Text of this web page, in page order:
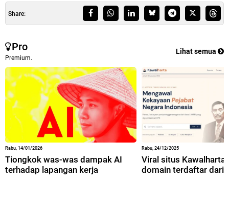
Share:
Pro
Premium.
Lihat semua
Rabu, 14/01/2026
Tiongkok was-was dampak AI
terhadap lapangan kerja
Rabu, 24/12/2025
Viral situs
domain terdaftar dari